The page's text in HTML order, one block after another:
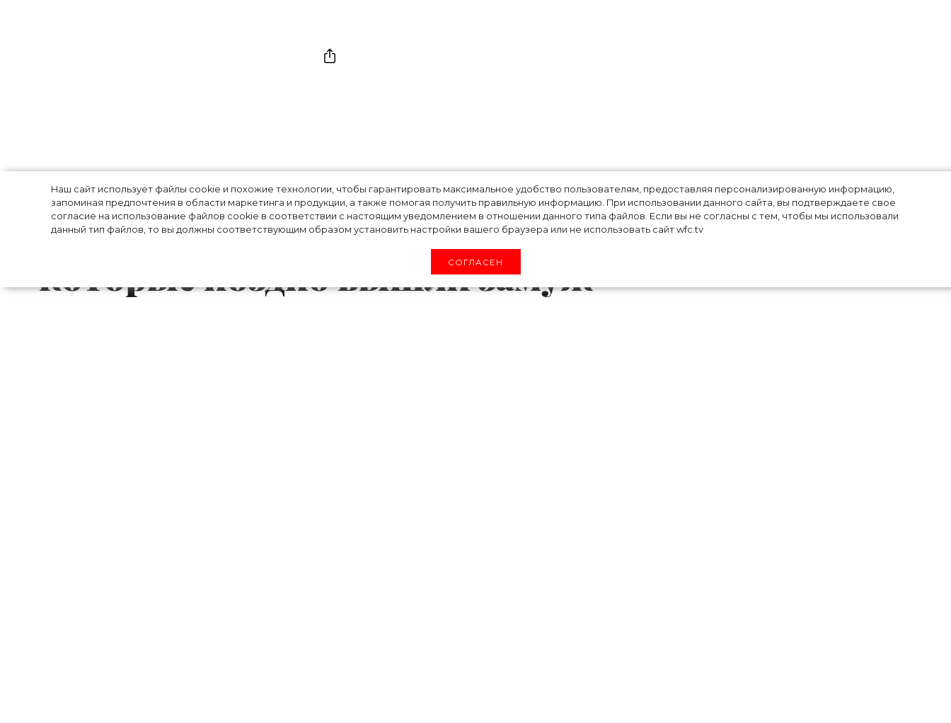
Наш сайт использует файлы cookie и похожие технологии, чтобы гарантировать максимальное удобство пользователям, предоставляя персонализированную информацию,
запоминая предпочтения в области маркетинга и продукции, а также помогая получить правильную информацию. При использовании данного сайта, вы подтверждаете свое
согласие на использование файлов cookie в соответствии с настоящим уведомлением в отношении данного типа файлов. Если вы не согласны с тем, чтобы мы использовали
данный тип файлов, то вы должны соответствующим образом установить настройки вашего браузера или не использовать сайт wfc.tv
СОГЛАСЕН
Пенелопа Крус, Рэйчел Вайс и
другие актрисы Голливуда,
которые поздно вышли замуж